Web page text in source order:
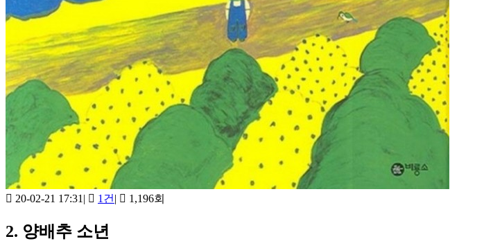
20-02-21 17:31 | 1건 | 1,196회
2. 양배추 소년